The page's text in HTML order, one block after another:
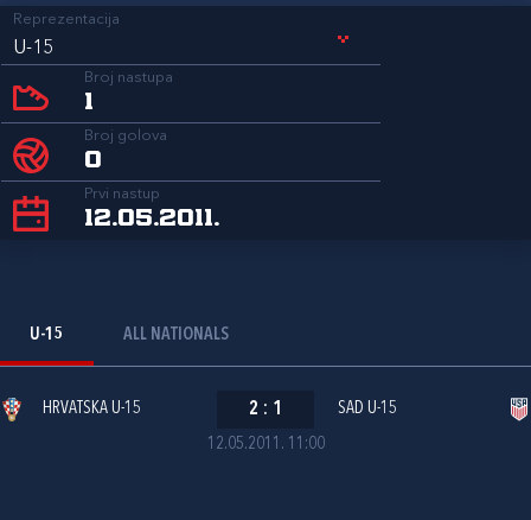
Reprezentacija
U-15
Broj nastupa
1
Broj golova
0
Prvi nastup
12.05.2011.
U-15 ALL NATIONALS
12.05.2011. 11:00
HRVATSKA U-15 2 : 1 SAD U-15